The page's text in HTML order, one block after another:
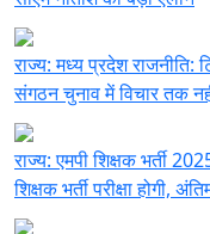
राज्य:मध्य प्रदेश राजनीति:
संगठन चुनाव में विचार तक
राज्य:एमपी शिक्षक भर्ती
शिक्षक भर्ती परीक्षा होगी,